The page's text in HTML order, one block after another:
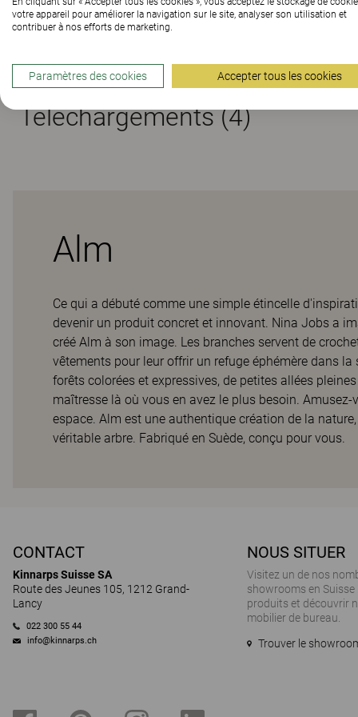
Téléchargements (4)
Alm
Ce qui a débuté comme une simple étincelle
devenir un produit concret et innovant. Nina Jobs a
créé Alm à son image. Les branches servent de
vêtements pour leur offrir un refuge éphémère dans
forêts colorées et expressives, de petites allées
maîtresse là où vous en avez le plus besoin.
espace. Alm est une authentique création de la
véritable arbre. Fabriqué en Suède, conçu pour vous.
CONTACT
Kinnarps Suisse SA
Route des Jeunes 105, 1212 Grand-
Lancy
022 300 55 44
info@kinnarps.ch
NOUS SITUER
Visitez un de nos
showrooms en
produits et découvrir
mobilier de bureau.
Trouver le
votre appareil pour améliorer la navigation sur le site, analyser son utilisation et
contribuer à nos efforts de marketing.
Paramètres des cookies Accepter tous les cookies